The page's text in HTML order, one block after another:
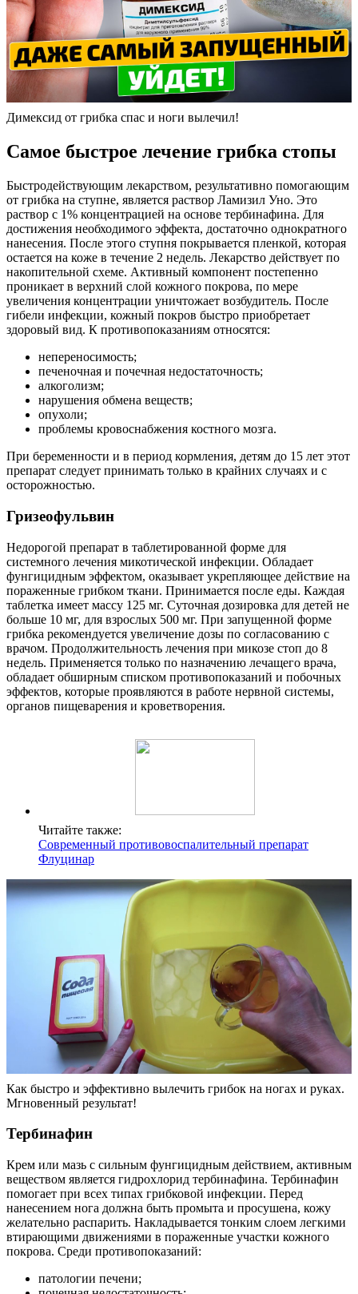
Димексид от грибка спас и ноги вылечил!
Самое быстрое лечение грибка стопы
Быстродействующим лекарством, результативно помогающим
от грибка на ступне, является раствор Ламизил Уно. Это
раствор с 1% концентрацией на основе тербинафина. Для
достижения необходимого эффекта, достаточно однократного
нанесения. После этого ступня покрывается пленкой, которая
остается на коже в течение 2 недель. Лекарство действует по
накопительной схеме. Активный компонент постепенно
проникает в верхний слой кожного покрова, по мере
увеличения концентрации уничтожает возбудитель. После
гибели инфекции, кожный покров быстро приобретает
здоровый вид. К противопоказаниям относятся:
непереносимость;
печеночная и почечная недостаточность;
алкоголизм;
нарушения обмена веществ;
опухоли;
проблемы кровоснабжения костного мозга.
При беременности и в период кормления, детям до 15 лет этот
препарат следует принимать только в крайних случаях и с
осторожностью.
Гризеофульвин
Недорогой препарат в таблетированной форме для
системного лечения микотической инфекции. Обладает
фунгицидным эффектом, оказывает укрепляющее действие на
пораженные грибком ткани. Принимается после еды. Каждая
таблетка имеет массу 125 мг. Суточная дозировка для детей не
больше 10 мг, для взрослых 500 мг. При запущенной форме
грибка рекомендуется увеличение дозы по согласованию с
врачом. Продолжительность лечения при микозе стоп до 8
недель. Применяется только по назначению лечащего врача,
обладает обширным списком противопоказаний и побочных
эффектов, которые проявляются в работе нервной системы,
органов пищеварения и кроветворения.
Читайте также:
Современный противовоспалительный препарат
Флуцинар
Как быстро и эффективно вылечить грибок на ногах и руках.
Мгновенный результат!
Тербинафин
Крем или мазь с сильным фунгицидным действием, активным
веществом является гидрохлорид тербинафина. Тербинафин
помогает при всех типах грибковой инфекции. Перед
нанесением нога должна быть промыта и просушена, кожу
желательно распарить. Накладывается тонким слоем легкими
втирающими движениями в пораженные участки кожного
покрова. Среди противопоказаний:
патологии печени;